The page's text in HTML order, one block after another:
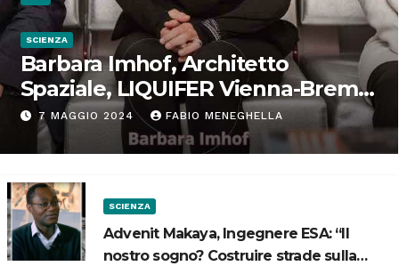
SCIENZA
Barbara Imhof, Architetto
Spaziale, LIQUIFER Vienna-Brema:
“Progettiamo habitat per lo
Spazio”
7 MAGGIO 2024 FABIO MENEGHELLA
SCIENZA
Advenit Makaya, Ingegnere ESA: “Il
nostro sogno? Costruire strade sulla